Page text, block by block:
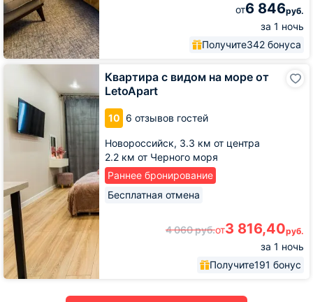
от6 846руб.
за 1 ночь
Получите342 бонуса
Квартира с видом на море от
LetoApart
10 6 отзывов гостей
Новороссийск, 3.3 км от центра
2.2 км от Черного моря
Раннее бронирование
Бесплатная отмена
4 060руб.от3 816,40руб.
за 1 ночь
Получите191 бонус
на
море
от
LetoApart